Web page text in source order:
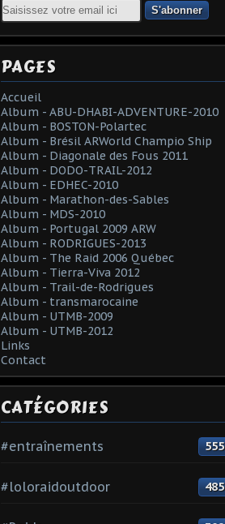
Email
PAGES
Accueil
Album - ABU-DHABI-ADVENTURE-2010
Album - BOSTON-Polartec
Album - Brésil ARWorld Champio Ship
Album - Diagonale des Fous 2011
Album - DODO-TRAIL-2012
Album - EDHEC-2010
Album - Marathon-des-Sables
Album - MDS-2010
Album - Portugal 2009 ARW
Album - RODRIGUES-2013
Album - The Raid 2006 Québec
Album - Tierra-Viva 2012
Album - Trail-de-Rodrigues
Album - transmarocaine
Album - UTMB-2009
Album - UTMB-2012
Links
Contact
CATÉGORIES
#entraînements 555
#loloraidoutdoor 485